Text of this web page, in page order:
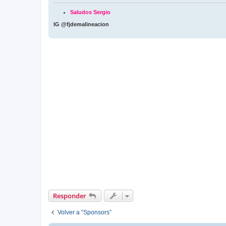
Saludos Sergio
IG @fjdemalineacion
Responder
Volver a “Sponsors”